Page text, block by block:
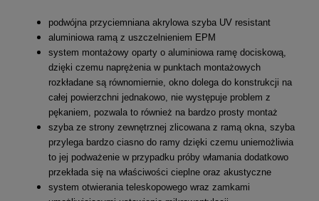
podwójna przyciemniana akrylowa szyba UV resistant
aluminiowa ramą z uszczelnieniem EPM
system montażowy oparty o aluminiowa ramę dociskową,
dzięki czemu naprężenia w punktach montażowych
rozkładane są równomiernie, okno dolega do konstrukcji na
całej powierzchni jednakowo, nie występuje problem z
pękaniem, pozwala to również na bardzo prosty montaż
szyba ze strony zewnętrznej zlicowana z ramą okna, szyba
przylega bardzo ciasno do ramy dzięki czemu uniemożliwia
to jej podważenie w przypadku próby włamania dodatkowo
przekłada się na właściwości cieplne oraz akustyczne
system otwierania teleskopowego wraz zamkami